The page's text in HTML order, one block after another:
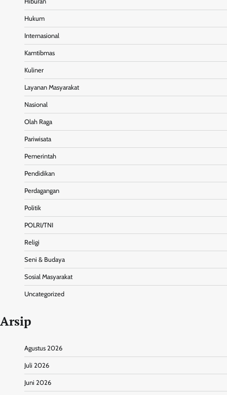
Hukum
Internasional
Kamtibmas
Kuliner
Layanan Masyarakat
Nasional
Olah Raga
Pariwisata
Pemerintah
Pendidikan
Perdagangan
Politik
POLRI/TNI
Religi
Seni & Budaya
Sosial Masyarakat
Uncategorized
Arsip
Agustus 2026
Juli 2026
Juni 2026